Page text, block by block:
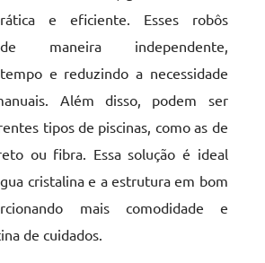
e eficiente. Esses robôs
maneira independente,
e reduzindo a necessidade
Além disso, podem ser
tipos de piscinas, como as de
ou fibra. Essa solução é ideal
cristalina e a estrutura em bom
mais comodidade e
de cuidados.